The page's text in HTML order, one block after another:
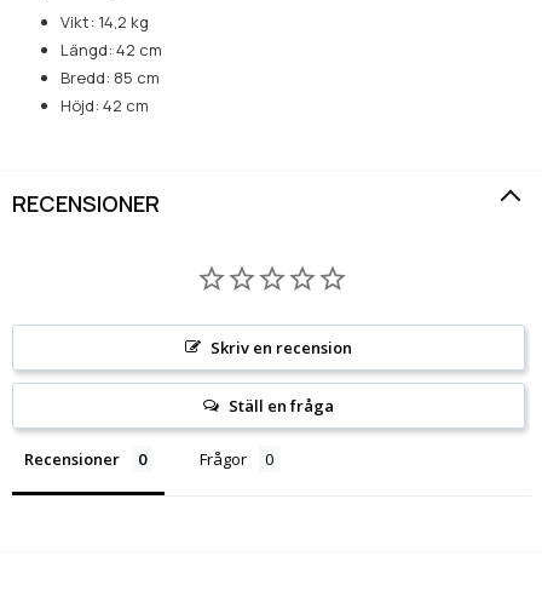
Vikt: 14,2 kg
Längd: 42 cm
Bredd: 85 cm
Höjd: 42 cm
RECENSIONER
Skriv en recension
Ställ en fråga
Recensioner Frågor